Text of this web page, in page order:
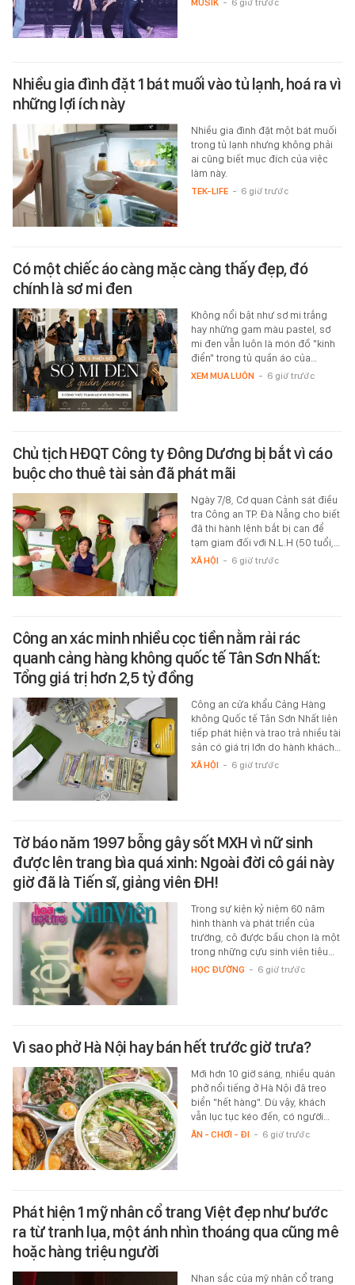
MUSIK - 6 giờ trước
Nhiều gia đình đặt 1 bát muối vào tủ lạnh, hoá ra vì
những lợi ích này
Nhiều gia đình đặt một bát muối
trong tủ lạnh nhưng không phải
ai cũng biết mục đích của việc
làm này.
TEK-LIFE - 6 giờ trước
Có một chiếc áo càng mặc càng thấy đẹp, đó
chính là sơ mi đen
Không nổi bật như sơ mi trắng
hay những gam màu pastel, sơ
mi đen vẫn luôn là món đồ "kinh
điển" trong tủ quần áo của…
XEM MUA LUÔN - 6 giờ trước
Chủ tịch HĐQT Công ty Đông Dương bị bắt vì cáo
buộc cho thuê tài sản đã phát mãi
Ngày 7/8, Cơ quan Cảnh sát điều
tra Công an TP. Đà Nẵng cho biết
đã thi hành lệnh bắt bị can để
tạm giam đối với N.L.H (50 tuổi,…
XÃ HỘI - 6 giờ trước
Công an xác minh nhiều cọc tiền nằm rải rác
quanh cảng hàng không quốc tế Tân Sơn Nhất:
Tổng giá trị hơn 2,5 tỷ đồng
Công an cửa khẩu Cảng Hàng
không Quốc tế Tân Sơn Nhất liên
tiếp phát hiện và trao trả nhiều tài
sản có giá trị lớn do hành khách…
XÃ HỘI - 6 giờ trước
Tờ báo năm 1997 bỗng gây sốt MXH vì nữ sinh
được lên trang bìa quá xinh: Ngoài đời cô gái này
giờ đã là Tiến sĩ, giảng viên ĐH!
Trong sự kiện kỷ niệm 60 năm
hình thành và phát triển của
trường, cô được bầu chọn là một
trong những cựu sinh viên tiêu…
HỌC ĐƯỜNG - 6 giờ trước
Vì sao phở Hà Nội hay bán hết trước giờ trưa?
Mới hơn 10 giờ sáng, nhiều quán
phở nổi tiếng ở Hà Nội đã treo
biển "hết hàng". Dù vậy, khách
vẫn lục tục kéo đến, có người…
ĂN - CHƠI - ĐI - 6 giờ trước
Phát hiện 1 mỹ nhân cổ trang Việt đẹp như bước
ra từ tranh lụa, một ánh nhìn thoáng qua cũng mê
hoặc hàng triệu người
Nhan sắc của mỹ nhân cổ trang